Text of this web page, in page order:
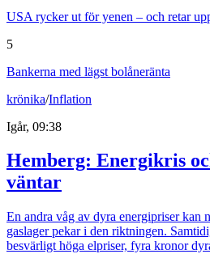
USA rycker ut för yenen – och retar
5
Bankerna med lägst bolåneränta
krönika/Inflation
Igår, 09:38
Hemberg: Energikris
väntar
En andra våg av dyra energipriser kan
gaslager pekar i den riktningen.
besvärligt höga elpriser, fyra kronor